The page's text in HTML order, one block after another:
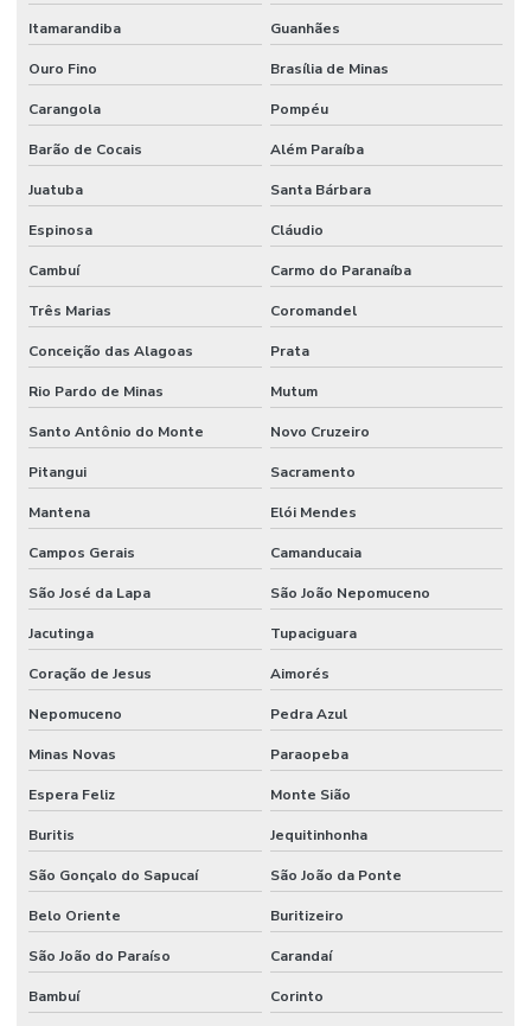
Itamarandiba Guanhães
Ouro Fino Brasília de Minas
Carangola Pompéu
Barão de Cocais Além Paraíba
Juatuba Santa Bárbara
Espinosa Cláudio
Cambuí Carmo do Paranaíba
Três Marias Coromandel
Conceição das Alagoas Prata
Rio Pardo de Minas Mutum
Santo Antônio do Monte Novo Cruzeiro
Pitangui Sacramento
Mantena Elói Mendes
Campos Gerais Camanducaia
São José da Lapa São João Nepomuceno
Jacutinga Tupaciguara
Coração de Jesus Aimorés
Nepomuceno Pedra Azul
Minas Novas Paraopeba
Espera Feliz Monte Sião
Buritis Jequitinhonha
São Gonçalo do Sapucaí São João da Ponte
Belo Oriente Buritizeiro
São João do Paraíso Carandaí
Bambuí Corinto